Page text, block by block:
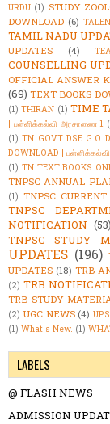
URDU (1) STUDY
DOWNLOAD (6)
TAMIL NADU
UPDATES
(4)
COUNSELLING
OFFICIAL ANSWER
(69) TEXT BOOKS
(1) THIRAN (1) TIME
| பள்ளிக்கல்வி அரசாணை 1
(1) TN GOVT DSE G.O
DOWNLOAD |
(1) TN TEXT BOOKS
TNPSC ANNUAL
(1) TNPSC
TNPSC
NOTIFICATION (53)
TNPSC STUDY
UPDATES (196)
UPDATES (18) TRB
(2) TRB
TRB STUDY
(2) UGC NEWS (4)
(1) What's New. (1)
LABELS
@ FLASH NEWS
ADMISSION